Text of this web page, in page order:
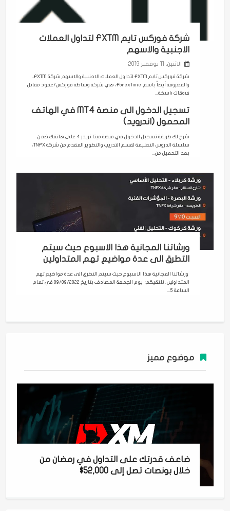
شركة فوركس تايم FXTM لتداول العملات
الاجنبية والاسهم
الاثنين، 11 نوفمبر 2019
شركة فوركس تايم FXTM لتداول العملات الاجنبية والاسهم شركة FXTM،
والمعروفة أيضاً باسم ForexTime، هي شركة وساطة فوركس/عقود مقابل
فروقات راسخة...
تسجيل الدخول الى منصة MT4 في الهاتف
المحمول (اندرويد)
شرح لك طريقة تسجيل الدخول في منصة ميتا تريدر 4 على هاتفك ضمن
سلسلة الدروس التعليمة لقسم التدريب والتطوير المقدم من شركة TNFX،
بعد التحميل من...
ورشاتنا المجانية هذا الاسبوع حيث سيتم
التطرق الى عدة مواضيع تهم المتداولين
ورشاتنا المجانية هذا الاسبوع حيث سيتم التطرق الى عدة مواضيع تهم
المتداولين، نلتقيكم: يوم الجمعة المصادف بتاريخ 09/09/2022 في تمام
الساعة 5...
موضوع مميز
ضاعف قدرتك على التداول في رمضان من
خلال بونصات تصل إلى 52,000$